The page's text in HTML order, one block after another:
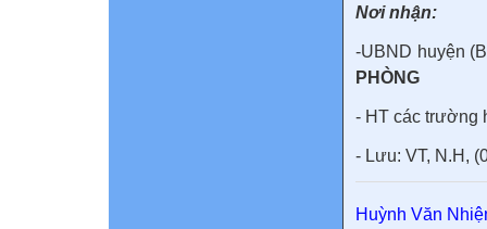
Nơi nhận:
-
PHÒNG
- HT các trường
- Lưu: VT, N.H,
Huỳnh Văn